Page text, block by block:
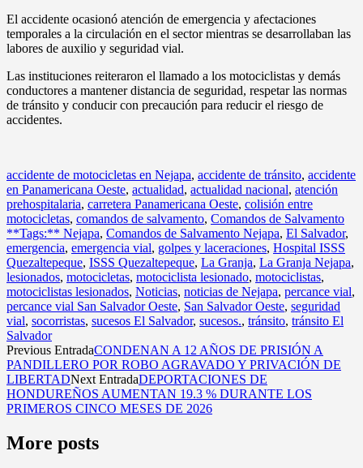
El accidente ocasionó atención de emergencia y afectaciones
temporales a la circulación en el sector mientras se desarrollaban las
labores de auxilio y seguridad vial.
Las instituciones reiteraron el llamado a los motociclistas y demás
conductores a mantener distancia de seguridad, respetar las normas
de tránsito y conducir con precaución para reducir el riesgo de
accidentes.
accidente de motocicletas en Nejapa, accidente de tránsito, accidente
en Panamericana Oeste, actualidad, actualidad nacional, atención
prehospitalaria, carretera Panamericana Oeste, colisión entre
motocicletas, comandos de salvamento, Comandos de Salvamento
**Tags:** Nejapa, Comandos de Salvamento Nejapa, El Salvador,
emergencia, emergencia vial, golpes y laceraciones, Hospital ISSS
Quezaltepeque, ISSS Quezaltepeque, La Granja, La Granja Nejapa,
lesionados, motocicletas, motociclista lesionado, motociclistas,
motociclistas lesionados, Noticias, noticias de Nejapa, percance vial,
percance vial San Salvador Oeste, San Salvador Oeste, seguridad
vial, socorristas, sucesos El Salvador, sucesos., tránsito, tránsito El
Salvador
Previous EntradaCONDENAN A 12 AÑOS DE PRISIÓN A
PANDILLERO POR ROBO AGRAVADO Y PRIVACIÓN DE
LIBERTADNext EntradaDEPORTACIONES DE
HONDUREÑOS AUMENTAN 19.3 % DURANTE LOS
PRIMEROS CINCO MESES DE 2026
More posts